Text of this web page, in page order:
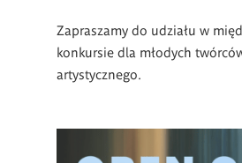
Zapraszamy do udziału w
konkursie dla młodych
artystycznego.